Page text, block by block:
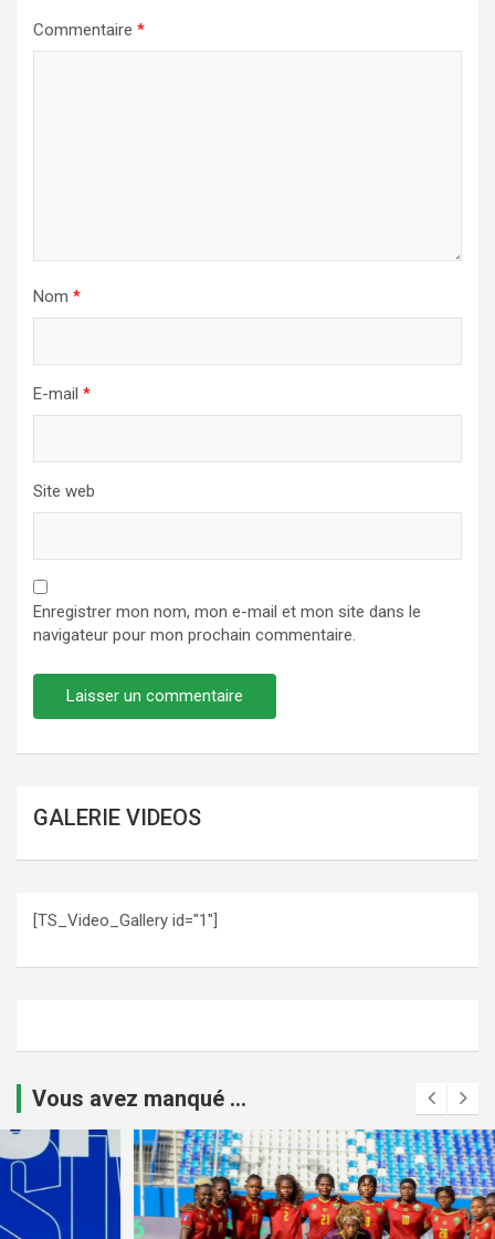
Commentaire *
Nom *
E-mail *
Site web
Enregistrer mon nom, mon e-mail et mon site dans le
navigateur pour mon prochain commentaire.
GALERIE VIDEOS
[TS_Video_Gallery id="1"]
Vous avez manqué ...